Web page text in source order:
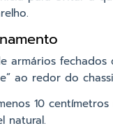
armários
ao redor do
10
natural.